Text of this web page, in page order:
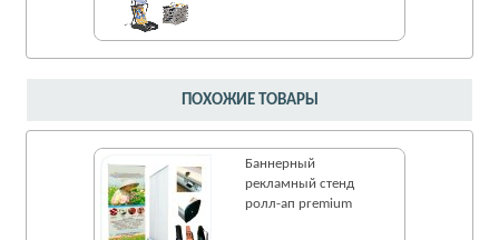
ПОХОЖИЕ ТОВАРЫ
Баннерный
рекламный стенд
ролл-ап premium